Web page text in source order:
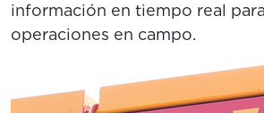
información en tiempo real
operaciones en campo.